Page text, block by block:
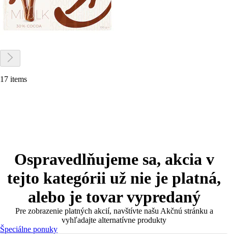
17 items
Ospravedlňujeme sa, akcia v
tejto kategórii už nie je platná,
alebo je tovar vypredaný
Pre zobrazenie platných akcií, navštívte našu Akčnú stránku a
vyhľadajte alternatívne produkty
Špeciálne ponuky